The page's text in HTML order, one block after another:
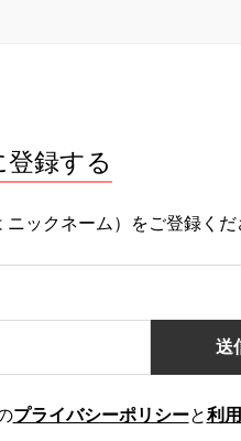
登録する
ニックネーム）をご登録く
プライバシーポリシーと利